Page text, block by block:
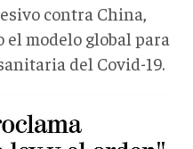
contra China,
el modelo global para
del Covid-19.